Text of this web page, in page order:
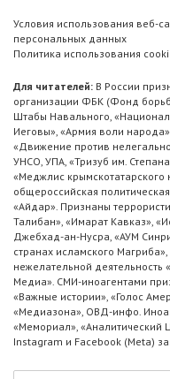
Условия использования веб-
персональных данных
Политика использования
Для читателей: В России
организации ФБК (Фонд
Штабы Навального,
Иеговы», «Армия воли
«Движение против
УНСО, УПА, «Тризуб им.
«Меджлис крымскотатарского
общероссийская
«Айдар». Признаны
Талибан», «Имарат Кавказ»,
Джебхад-ан-Нусра, «АУМ
странах исламского
нежелательной деятельность
Медиа». СМИ-иноагентами
«Важные истории», «Голос
«Медиазона», ОВД-инфо.
«Мемориал», «Аналитический
Instagram и Facebook (Metа)